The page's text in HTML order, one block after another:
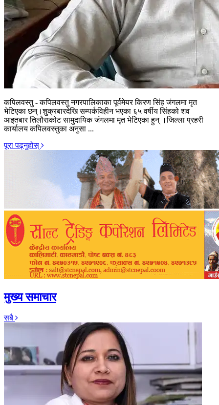
कपिलवस्तु - कपिलवस्तु नगरपालिकाका पूर्वमेयर किरण सिंह जंगलमा मृत
भेटिएका छन्।शुक्रबारदेखि सम्पर्कविहीन भएका ६५ वर्षीय सिंहको शव
आइतबार तिलौराकोट सामुदायिक जंगलमा मृत भेटिएका हुन् ।जिल्ला प्रहरी
कार्यालय कपिलवस्तुका अनुसा ...
पूरा पढ्नुहोस्
मुख्य समाचार
सबै